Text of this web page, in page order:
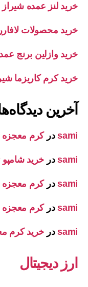
خرید لنز عمده شیراز
خرید محصولات
خرید وازلین برنج
خرید کرم کاریزما
آخرین
samiدرکرم
samiدر خرید
samiدرکرم
samiدرکرم
samiدر خرید کرم
ارز دیجیتال